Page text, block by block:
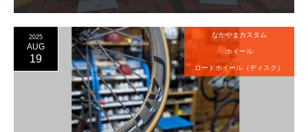
2025
AUG
19
なかやまカスタム
ホイール
ロードホイール（ディスク）